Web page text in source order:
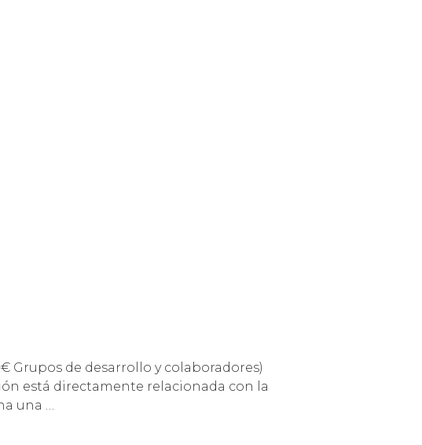
Grupos de desarrollo y colaboradores)
está directamente relacionada con la
una …